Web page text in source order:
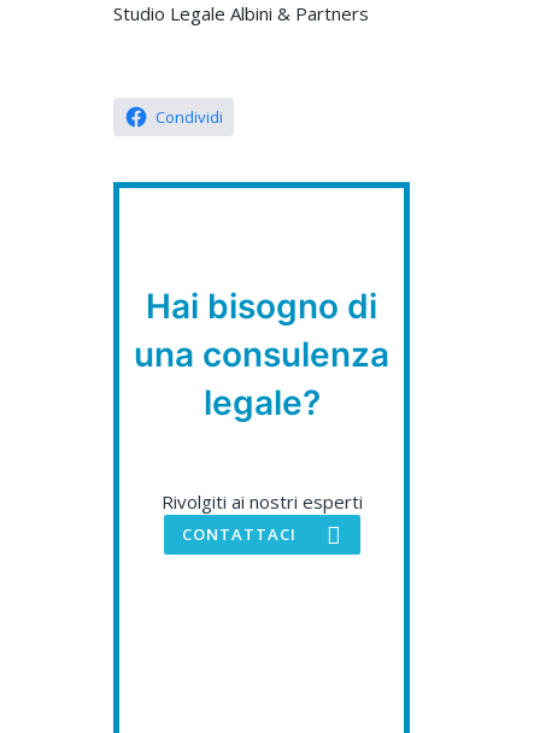
Studio Legale Albini & Partners
Condividi
Hai bisogno di
una consulenza
legale?
Rivolgiti ai nostri esperti
CONTATTACI